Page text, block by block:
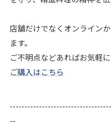
店舗だけでなくオンライン
ます。
ご不明点などあればお気軽
ご購入はこちら
--